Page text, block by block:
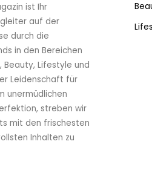
ist Ihr
auf der
durch die
in den Bereichen
Beauty, Lifestyle und
Leidenschaft für
unermüdlichen
streben wir
mit den frischesten
Inhalten zu